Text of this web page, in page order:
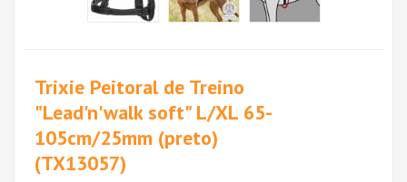
Trixie Peitoral de Treino
"Lead'n'walk soft" L/XL 65-
105cm/25mm (preto)
(TX13057)